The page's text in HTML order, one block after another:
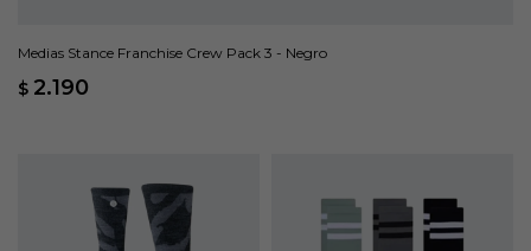
Medias Stance Franchise Crew Pack 3 - Negro
$ 2.190